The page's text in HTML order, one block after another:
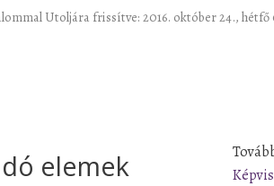
Utoljára frissítve: 2016. október 24., hétfő
elemek